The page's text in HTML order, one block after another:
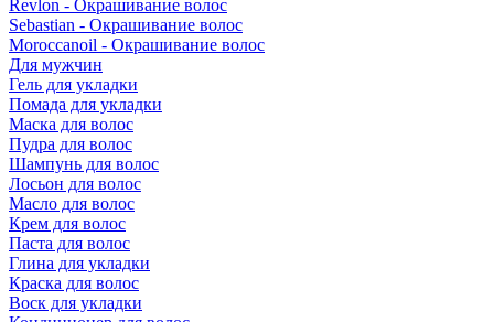
Revlon - Окрашивание волос
Sebastian - Окрашивание волос
Moroccanoil - Окрашивание волос
Для мужчин
Гель для укладки
Помада для укладки
Маска для волос
Пудра для волос
Шампунь для волос
Лосьон для волос
Масло для волос
Крем для волос
Паста для волос
Глина для укладки
Краска для волос
Воск для укладки